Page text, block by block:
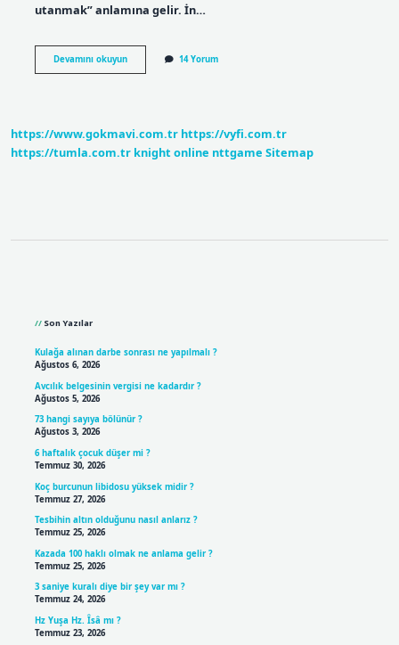
utanmak” anlamına gelir. İn…
Devamını okuyunSini
Ne
14 Yorum
https://www.gokmavi.com.tr https://vyfi.com.tr
https://tumla.com.tr knight online nttgame Sitemap
Son Yazılar
Kulağa alınan darbe sonrası ne yapılmalı ?
Ağustos 6, 2026
Avcılık belgesinin vergisi ne kadardır ?
Ağustos 5, 2026
73 hangi sayıya bölünür ?
Ağustos 3, 2026
6 haftalık çocuk düşer mi ?
Temmuz 30, 2026
Koç burcunun libidosu yüksek midir ?
Temmuz 27, 2026
Tesbihin altın olduğunu nasıl anlarız ?
Temmuz 25, 2026
Kazada 100 haklı olmak ne anlama gelir ?
Temmuz 25, 2026
3 saniye kuralı diye bir şey var mı ?
Temmuz 24, 2026
Hz Yuşa Hz. Îsâ mı ?
Temmuz 23, 2026